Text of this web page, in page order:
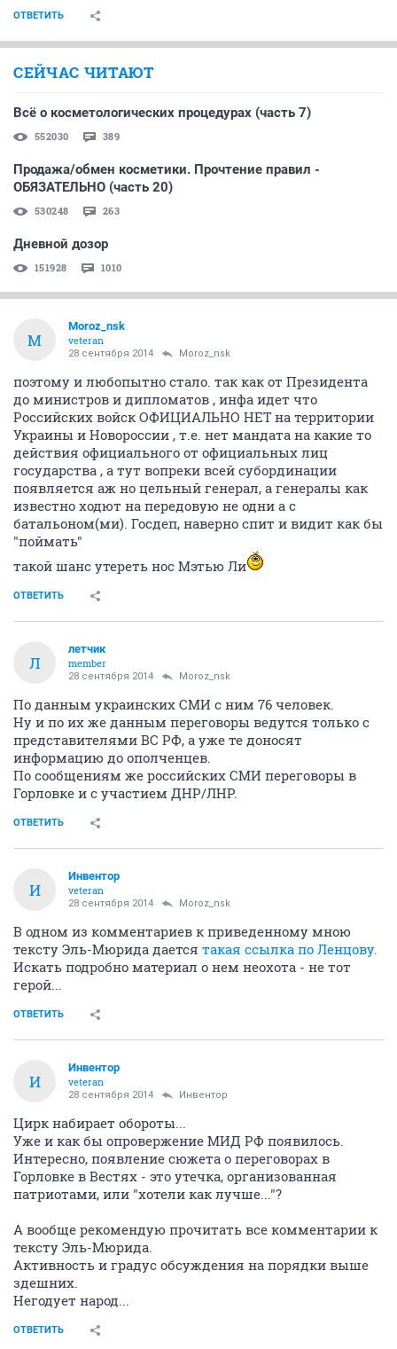
ОТВЕТИТЬ
СЕЙЧАС ЧИТАЮТ
Всё о косметологических процедурах (часть 7)
552030 389
Продажа/обмен косметики. Прочтение правил -
ОБЯЗАТЕЛЬНО (часть 20)
530248 263
Дневной дозор
151928 1010
M
Moroz_nsk
veteran
28 сентября 2014 Moroz_nsk
поэтому и любопытно стало. так как от Президента
до министров и дипломатов , инфа идет что
Российских войск ОФИЦИАЛЬНО НЕТ на территории
Украины и Новороссии , т.е. нет мандата на какие то
действия официального от официальных лиц
государства , а тут вопреки всей субординации
появляется аж но цельный генерал, а генералы как
известно ходют на передовую не одни а с
батальоном(ми). Госдеп, наверно спит и видит как бы
"поймать"
такой шанс утереть нос Мэтью Ли
ОТВЕТИТЬ
Л
лeтчик
member
28 сентября 2014 Moroz_nsk
По данным украинских СМИ с ним 76 человек.
Ну и по их же данным переговоры ведутся только с
представителями ВС РФ, а уже те доносят
информацию до ополченцев.
По сообщениям же российских СМИ переговоры в
Горловке и с участием ДНР/ЛНР.
ОТВЕТИТЬ
И
Инвентор
veteran
28 сентября 2014 Moroz_nsk
В одном из комментариев к приведенному мною
тексту Эль-Мюрида дается такая ссылка по Ленцову.
Искать подробно материал о нем неохота - не тот
герой...
ОТВЕТИТЬ
И
Инвентор
veteran
28 сентября 2014 Инвентор
Цирк набирает обороты...
Уже и как бы опровержение МИД РФ появилось.
Интересно, появление сюжета о переговорах в
Горловке в Вестях - это утечка, организованная
патриотами, или "хотели как лучше..."?
А вообще рекомендую прочитать все комментарии к
тексту Эль-Мюрида.
Активность и градус обсуждения на порядки выше
здешних.
Негодует народ...
ОТВЕТИТЬ